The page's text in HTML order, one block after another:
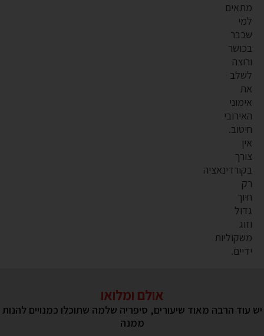
מתאים
למי
שכבר
בכושר
ורוצה
לשלב
את
אימוני
האירובי
חיטוב.
אין
צורך
בקורדינאציה
רק
חיוך
גדול
וזוג
משקוליות
ידיים.
אולם ומלואו
יש עוד הרבה מאוד שיעורים, סיפריה שלמה שתוכלו כמנויים להנות
ממנה